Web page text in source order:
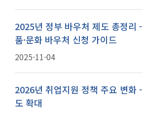
2025년 정부 바우처 제도 총정리 -
품·문화 바우처 신청 가이드
2025-11-04
2026년 취업지원 정책 주요 변화
도 확대